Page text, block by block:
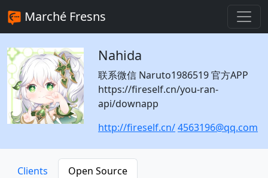
Marché Fresns
Nahida
联系微信 Naruto1986519 官方APP
https://fireself.cn/you-ran-
api/downapp
http://fireself.cn/4563196@qq.com
Clients Open Source